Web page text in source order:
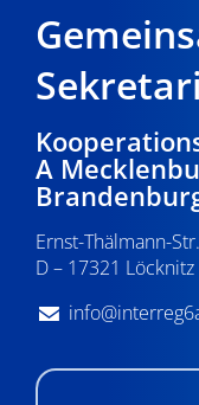
A
Ernst-Thälmann-
D – 17321 Löcknitz